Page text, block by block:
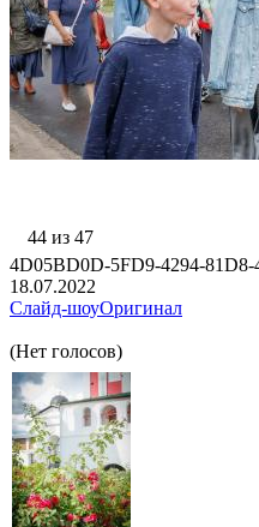
44 из 47
4D05BD0D-5FD9-4294-
18.07.2022
Слайд-шоуОригинал
(Нет голосов)